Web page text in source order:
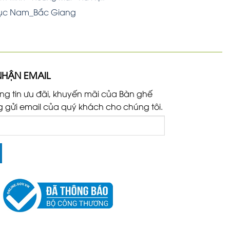
Nam_Bắc Giang
EMAIL
tin ưu đãi, khuyến mãi của Bàn ghế
gửi email của quý khách cho chúng tôi.